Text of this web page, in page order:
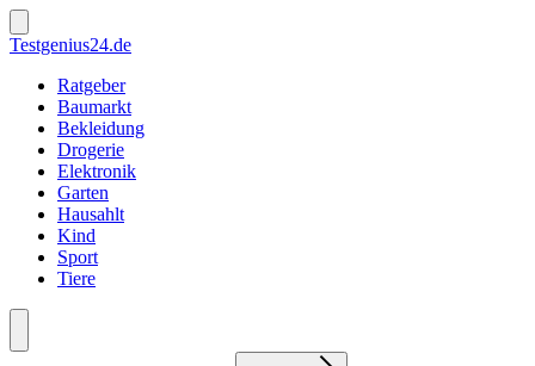
Zum
Inhalt
springen
Suche
ein-/ausblenden
Testgenius24.de
Ratgeber
Baumarkt
Bekleidung
Drogerie
Elektronik
Garten
Hausahlt
Kind
Sport
Tiere
Menü